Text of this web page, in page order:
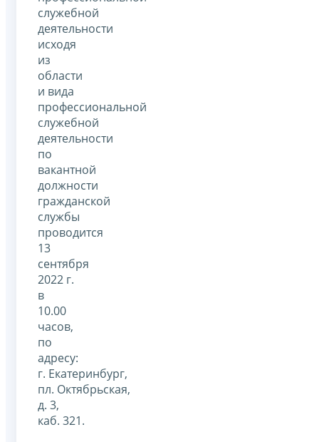
служебной
деятельности
исходя
из
области
и вида
профессиональной
служебной
деятельности
по
вакантной
должности
гражданской
службы
проводится
13
сентября
2022 г.
в
10.00
часов,
по
адресу:
г. Екатеринбург,
пл. Октябрьская,
д. 3,
каб. 321.